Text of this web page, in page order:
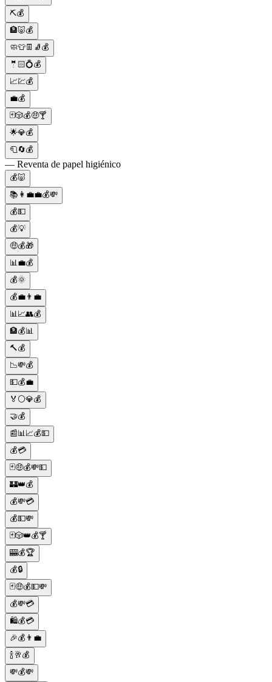
⛏️💰
🏦🐷💰
🧼👕👖🧦💰
🤵🏻💍💰
📈💹💰
💼💰
🃏🎲💰🤑🍸
🌟💎💰
🧻🔄💰
— Reventa de papel higiénico
💰🐷
📚👩‍💼💼💰💸
💰💵
💰💡
🤑💰🎁
📊💼💰
💰🌞
💰💼👨‍💼
📊📈👥💰
🏦💰📊
🔨💰
📉💸💰
💵💰💼
🏅⚪💎💰
🤝💰
📰📊📈💰💵
💰💳
🃏🤑💰💸💵
🏰👑💰
💰💸💳
💰💵💸
🃏🎲👑💰🍸
🎰💰🏆
💰🔒
🃏🤑💰💵💸
💰💸💳
🛍️💰💳
🎉💰👨‍💼
🍾🥂💰
💸💰💸